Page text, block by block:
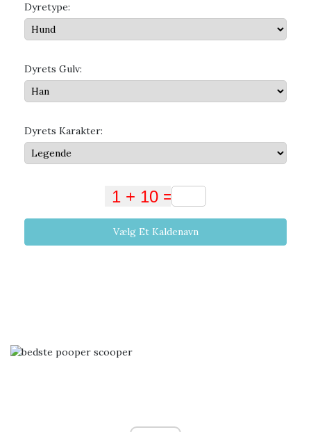
Dyretype:
Dyrets Gulv:
Dyrets Karakter:
Vælg Et Kaldenavn